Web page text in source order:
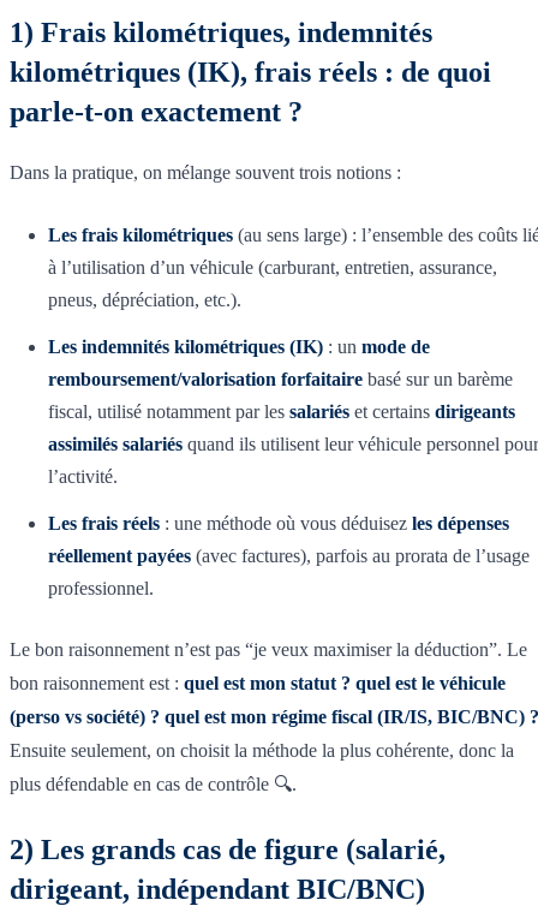
1) Frais kilométriques, indemnités
kilométriques (IK), frais réels : de quoi
parle-t-on exactement ?
Dans la pratique, on mélange souvent trois notions :
Les frais kilométriques (au sens large) : l’ensemble des coûts
à l’utilisation d’un véhicule (carburant, entretien, assurance,
pneus, dépréciation, etc.).
Les indemnités kilométriques (IK) : un mode de
remboursement/valorisation forfaitaire basé sur un barème
fiscal, utilisé notamment par les salariés et certains dirigeants
assimilés salariés quand ils utilisent leur véhicule personnel pour
l’activité.
Les frais réels : une méthode où vous déduisez les dépenses
réellement payées (avec factures), parfois au prorata de l’usage
professionnel.
Le bon raisonnement n’est pas “je veux maximiser la déduction”. Le
bon raisonnement est : quel est mon statut ? quel est le véhicule
(perso vs société) ? quel est mon régime fiscal (IR/IS, BIC/BNC) ?
Ensuite seulement, on choisit la méthode la plus cohérente, donc la
plus défendable en cas de contrôle 🔍.
2) Les grands cas de figure (salarié,
dirigeant, indépendant BIC/BNC)